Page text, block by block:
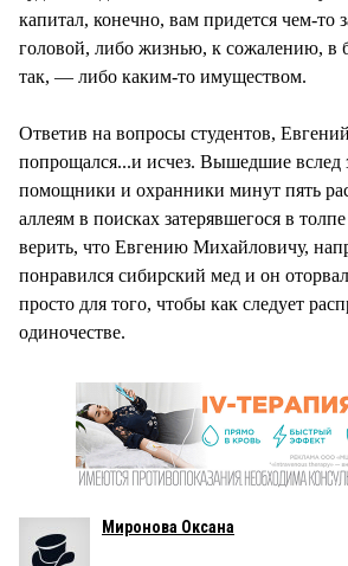
капитал, конечно, вам придется чем-то
головой, либо жизнью, к сожалению, в
так, — либо каким-то имуществом.
Ответив на вопросы студентов,
попрощался...и исчез. Вышедшие вслед
помощники и охранники минут пять
аллеям в поисках затерявшегося в
верить, что Евгению Михайловичу,
понравился сибирский мед и он
просто для того, чтобы как следует
одиночестве.
Миронова Оксана